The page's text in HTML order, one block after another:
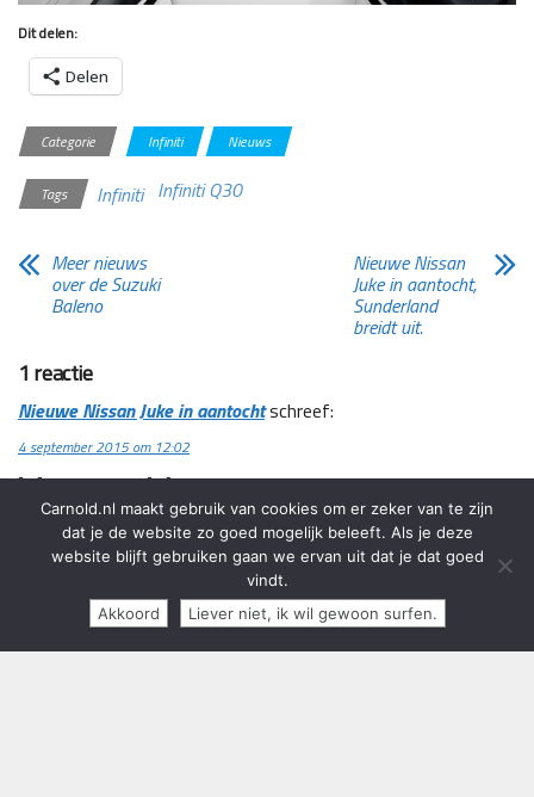
Dit delen:
Delen
Categorie Infiniti Nieuws
Tags Infiniti Infiniti Q30
Meer nieuws
over de Suzuki
Baleno
Nieuwe Nissan
Juke in aantocht,
Sunderland
breidt uit.
1 reactie
Nieuwe Nissan Juke in aantochtschreef:
4 september 2015 om 12:02
[…] ← Previous […]
Reacties zijn gesloten.
Carnold.nl maakt gebruik van cookies om er zeker van te zijn
dat je de website zo goed mogelijk beleeft. Als je deze
website blijft gebruiken gaan we ervan uit dat je dat goed
vindt.
Akkoord
Liever niet, ik wil gewoon surfen.